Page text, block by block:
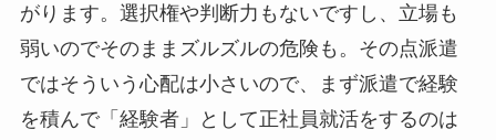
がります。選択権や判断力もないですし、立場も
弱いのでそのままズルズルの危険も。その点派遣
ではそういう心配は小さいので、まず派遣で経験
を積んで「経験者」として正社員就活をするのは